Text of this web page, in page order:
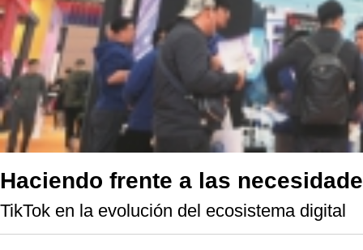
Haciendo frente a las
TikTok en la evolución del ecosistema digital